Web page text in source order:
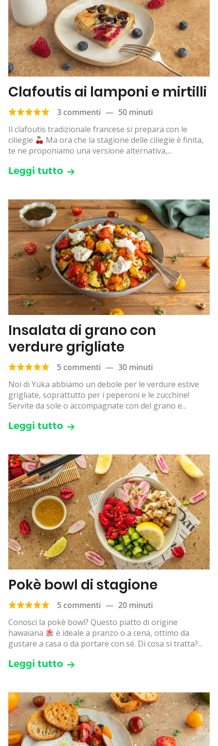
Clafoutis ai lamponi e mirtilli
3 commenti — 50 minuti
Il clafoutis tradizionale francese si prepara con le
ciliegie
Ma ora che la stagione delle ciliegie è finita,
te ne proponiamo una versione alternativa,...
Leggi tutto
Insalata di grano con
verdure grigliate
5 commenti — 30 minuti
Noi di Yuka abbiamo un debole per le verdure estive
grigliate, soprattutto per i peperoni e le zucchine!
Servite da sole o accompagnate con del grano e...
Leggi tutto
Pokè bowl di stagione
5 commenti — 20 minuti
Conosci la pokè bowl? Questo piatto di origine
hawaiana
è ideale a pranzo o a cena, ottimo da
gustare a casa o da portare con sé. Di cosa si tratta?...
Leggi tutto